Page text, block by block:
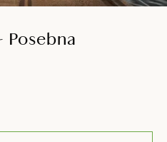
Posebna